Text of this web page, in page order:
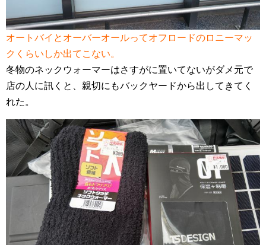
オートバイとオーバーオールってオフロードのロニーマッ
クくらいしか出てこない。
冬物のネックウォーマーはさすがに置いてないがダメ元で
店の人に訊くと、親切にもバックヤードから出してきてく
れた。